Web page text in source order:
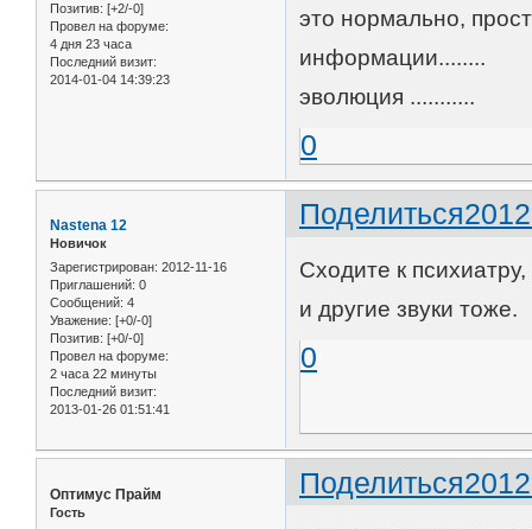
Позитив: [+2/-0]
Провел на форуме:
4 дня 23 часа
Последний визит:
2014-01-04 14:39:23
это нормально,
информации........
эволюция ...........
0
Поделиться
Nastena 12
Новичок
Зарегистрирован: 2012-11-16
Приглашений: 0
Сообщений: 4
Уважение: [+0/-0]
Позитив: [+0/-0]
Провел на форуме:
2 часа 22 минуты
Последний визит:
2013-01-26 01:51:41
Сходите к
и другие звуки тоже.
0
Поделиться
Оптимус Прайм
Гость